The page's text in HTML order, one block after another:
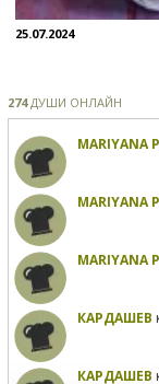
25.07.2024
274ДУШИ ОНЛАЙН
MARIYANA
MARIYANA
MARIYANA
КАРДАШЕВ
КАРДАШЕВ